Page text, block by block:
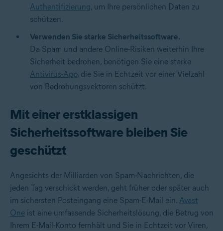
Authentifizierung, um Ihre persönlichen Daten zu
schützen.
Verwenden Sie starke Sicherheitssoftware.
Da Spam und andere Online-Risiken weiterhin Ihre
Sicherheit bedrohen, benötigen Sie eine starke
Antivirus-App, die Sie in Echtzeit vor einer Vielzahl
von Bedrohungsvektoren schützt.
Mit einer erstklassigen
Sicherheitssoftware bleiben Sie
geschützt
Angesichts der Milliarden von Spam-Nachrichten, die
jeden Tag verschickt werden, geht früher oder später auch
im sichersten Posteingang eine Spam-E-Mail ein. Avast
One ist eine umfassende Sicherheitslösung, die Betrug von
Ihrem E-Mail-Konto fernhält und Sie in Echtzeit vor Viren,